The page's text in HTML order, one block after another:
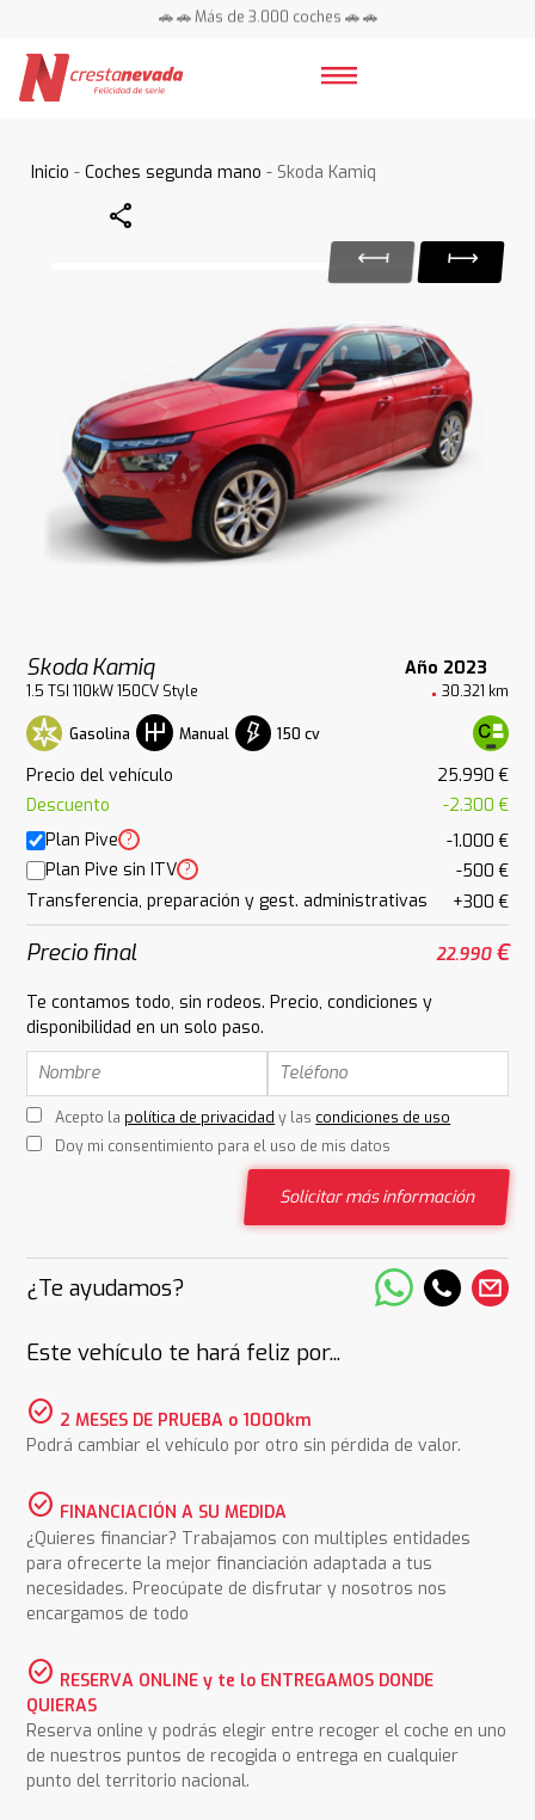
🚗 🚗 Más de 3.000 coches 🚗 🚗
Inicio -Coches segunda mano - Skoda Kamiq
Share
Skoda Kamiq Año 2023
1.5 TSI 110kW 150CV Style 30.321 km
Gasolina Manual 150 cv
Precio del vehículo
25.990 €
Descuento
-2.300 €
Plan Pive ?
-1.000 €
Plan Pive sin ITV ?
-500 €
Transferencia, preparación y gest. administrativas
+300 €
Precio final 22.990€
Te contamos todo, sin rodeos. Precio, condiciones y
disponibilidad en un solo paso.
Acepto la política de privacidad y las condiciones de uso
Doy mi consentimiento para el uso de mis datos
Solicitar más información
¿Te ayudamos?
Este vehículo te hará feliz por...
check_circle 2 MESES DE PRUEBA o 1000km
Podrá cambiar el vehículo por otro sin pérdida de valor.
check_circle FINANCIACIÓN A SU MEDIDA
¿Quieres financiar? Trabajamos con multiples entidades
para ofrecerte la mejor financiación adaptada a tus
necesidades. Preocúpate de disfrutar y nosotros nos
encargamos de todo
check_circle RESERVA ONLINE y te lo ENTREGAMOS DONDE
QUIERAS
Reserva online y podrás elegir entre recoger el coche en uno
de nuestros puntos de recogida o entrega en cualquier
punto del territorio nacional.